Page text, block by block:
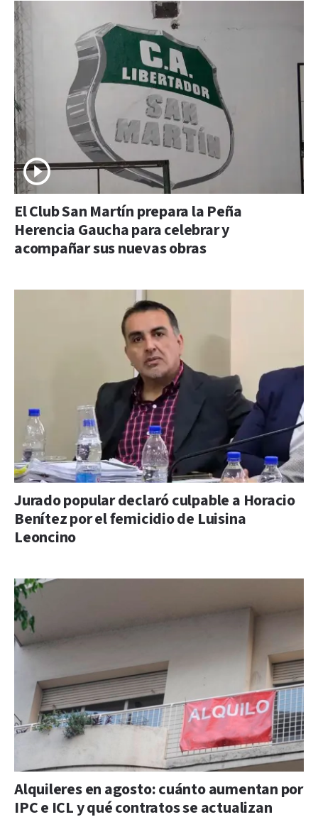
El Club San Martín prepara la Peña
Herencia Gaucha para celebrar y
acompañar sus nuevas obras
Jurado popular declaró culpable a Horacio
Benítez por el femicidio de Luisina
Leoncino
Alquileres en agosto: cuánto aumentan por
IPC e ICL y qué contratos se actualizan